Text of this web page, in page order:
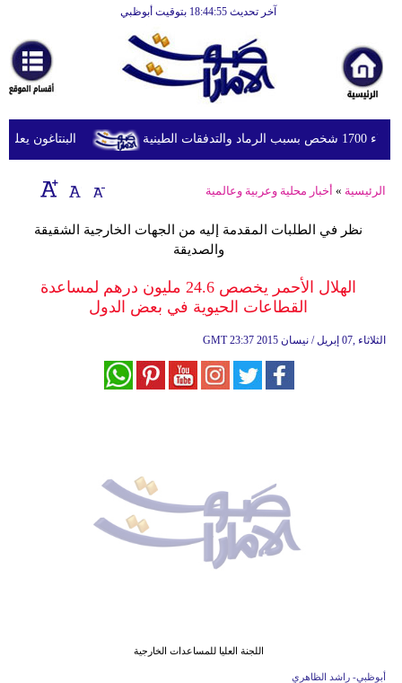
آخر تحديث 18:44:55 بتوقيت أبوظبي
أخبارعاجلة
رياضة
ثقافة
إقتصاد
البنتاغون يعلن
الرئيسية » أخبار محلية وعربية وعالمية
نظر في الطلبات المقدمة إليه من الجهات الخارجية الشقيقة
والصديقة
الهلال الأحمر يخصص 24.6 مليون درهم لمساعدة
القطاعات الحيوية في بعض الدول
GMT 23:37 2015 الثلاثاء ,07 إبريل / نيسان
اللجنة العليا للمساعدات الخارجية
أبوظبي- راشد الظاهري